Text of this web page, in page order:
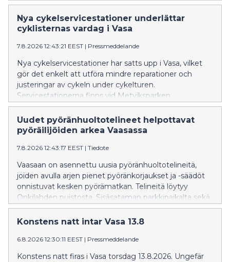
Nya cykelservicestationer underlättar
cyklisternas vardag i Vasa
7.8.2026 12:43:21 EEST | Pressmeddelande
Nya cykelservicestationer har satts upp i Vasa, vilket
gör det enkelt att utföra mindre reparationer och
justeringar av cykeln under cykelturen.
Servicestationerna finns vid Metviksparken,
parkeringen i Inre hamnen och cykelgaraget vid
Resecentret.
Uudet pyöränhuoltotelineet helpottavat
pyöräilijöiden arkea Vaasassa
7.8.2026 12:43:17 EEST | Tiedote
Vaasaan on asennettu uusia pyöränhuoltotelineitä,
joiden avulla arjen pienet pyöränkorjaukset ja -säädöt
onnistuvat kesken pyörämatkan. Telineitä löytyy
Onkilahden puistosta, Sisäsataman parkkipaikalta sekä
Matkakeskuksen pyörätallista.
Konstens natt intar Vasa 13.8
6.8.2026 12:30:11 EEST | Pressmeddelande
Konstens natt firas i Vasa torsdag 13.8.2026. Ungefär